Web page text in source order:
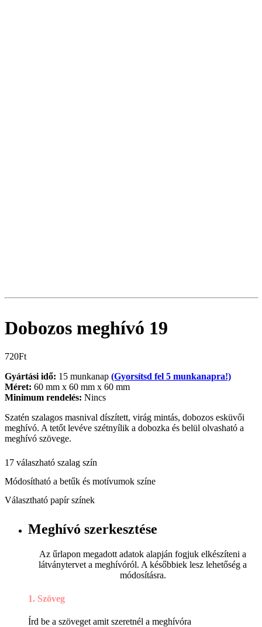
Dobozos meghívó 19
720Ft
Gyártási idő: 15 munkanap (Gyorsítsd fel 5 munkanapra!)
Méret: 60 mm x 60 mm x 60 mm
Minimum rendelés: Nincs
Szatén szalagos masnival díszített, virág mintás, dobozos esküvői
meghívó. A tetőt levéve szétnyílik a dobozka és belül olvasható a
meghívó szövege.
17 válaszható szalag szín
Módosítható a betűk és motívumok színe
Választható papír színek
Meghívó szerkesztése
Az űrlapon megadott adatok alapján fogjuk elkészíteni a
látványtervet a meghívóról. A későbbiek lesz lehetőség a
módosításra.
1. Szöveg
Írd be a szöveget amit szeretnél a meghívóra